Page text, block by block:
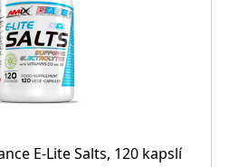
E-Lite Salts, 120 kapslí